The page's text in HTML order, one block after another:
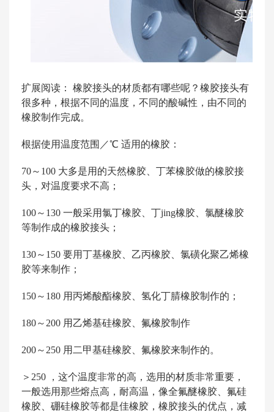
扩展阅读： 橡胶接头的材质都有哪些呢？橡胶接头有
很多种，根据不同的温度，不同的酸碱性，由不同的
橡胶制作完成。
根据使用温度范围／℃ 适用的橡胶：
70～100 大多是用的天然橡胶、丁苯橡胶做的橡胶接
头，对温度要求不高；
100～130 一般采用氯丁橡胶、丁jing橡胶、氯醚橡胶
等制作成的橡胶接头；
130～150 要用丁基橡胶、乙丙橡胶、氯磺化聚乙烯橡
胶等来制作；
150～180 用丙烯酸酯橡胶、氢化丁腈橡胶制作的；
180～200 用乙烯基硅橡胶、氟橡胶制作
200～250 用二甲基硅橡胶、氟橡胶来制作的。
＞250 ，这个温度非常的高，选用的材质非常重要，
一般选用那些熔点高，耐高温，像全氟醚橡胶、氟硅
橡胶、硼硅橡胶等都是佳橡胶，橡胶接头的优点，减